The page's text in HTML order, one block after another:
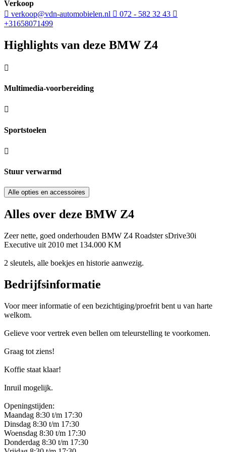
Verkoop
verkoop@vdn-automobielen.nl
072 - 582 32 43
+31658071499
Highlights van deze BMW Z4
Multimedia-voorbereiding
Sportstoelen
Stuur verwarmd
Alle opties en accessoires
Alles over deze BMW Z4
Zeer nette, goed onderhouden BMW Z4 Roadster sDrive30i
Executive uit 2010 met 134.000 KM
2 sleutels, alle boekjes en historie aanwezig.
Bedrijfsinformatie
Voor meer informatie of een bezichtiging/proefrit bent u van harte
welkom.
Gelieve voor vertrek even bellen om teleurstelling te voorkomen.
Graag tot ziens!
Koffie staat klaar!
Inruil mogelijk.
Openingstijden:
Maandag 8:30 t/m 17:30
Dinsdag 8:30 t/m 17:30
Woensdag 8:30 t/m 17:30
Donderdag 8:30 t/m 17:30